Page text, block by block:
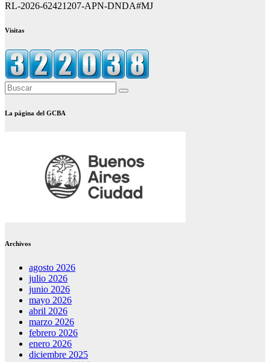
RL-2026-62421207-APN-DNDA#MJ
Visitas
La página del GCBA
Archivos
agosto 2026
julio 2026
junio 2026
mayo 2026
abril 2026
marzo 2026
febrero 2026
enero 2026
diciembre 2025